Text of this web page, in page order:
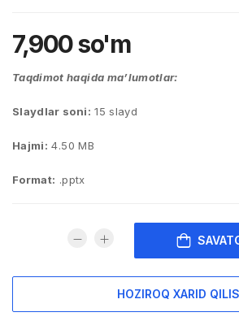
7,900so'm
Taqdimot haqida ma’lumotlar:
Slaydlar soni: 15 slayd
Hajmi: 4.50 MB
Format: .pptx
HOZIROQ XARID